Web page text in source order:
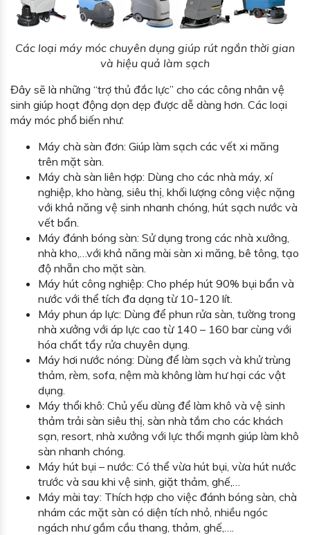
Các loại máy móc chuyên dụng giúp rút ngắn thời gian
và hiệu quả làm sạch
Đây sẽ là những “trợ thủ đắc lực” cho các công nhân vệ
sinh giúp hoạt động dọn dẹp được dễ dàng hơn. Các loại
máy móc phổ biến như:
Máy chà sàn đơn: Giúp làm sạch các vết xi măng
trên mặt sàn.
Máy chà sàn liên hợp: Dùng cho các nhà máy, xí
nghiệp, kho hàng, siêu thị, khối lượng công việc nặng
với khả năng vệ sinh nhanh chóng, hút sạch nước và
vết bẩn.
Máy đánh bóng sàn: Sử dụng trong các nhà xưởng,
nhà kho,…với khả năng mài sàn xi măng, bê tông, tạo
độ nhẵn cho mặt sàn.
Máy hút công nghiệp: Cho phép hút 90% bụi bẩn và
nước với thể tích đa dạng từ 10-120 lít.
Máy phun áp lực: Dùng để phun rửa sàn, tường trong
nhà xưởng với áp lực cao từ 140 – 160 bar cùng với
hóa chất tẩy rửa chuyên dụng.
Máy hơi nước nóng: Dùng để làm sạch và khử trùng
thảm, rèm, sofa, nệm mà không làm hư hại các vật
dụng.
Máy thổi khô: Chủ yếu dùng để làm khô và vệ sinh
thảm trải sàn siêu thị, sàn nhà tắm cho các khách
sạn, resort, nhà xưởng với lực thổi mạnh giúp làm khô
sàn nhanh chóng.
Máy hút bụi – nước: Có thể vừa hút bụi, vừa hút nước
trước và sau khi vệ sinh, giặt thảm, ghế,…
Máy mài tay: Thích hợp cho việc đánh bóng sàn, chà
nhám các mặt sàn có diện tích nhỏ, nhiều ngóc
ngách như gầm cầu thang, thảm, ghế,….